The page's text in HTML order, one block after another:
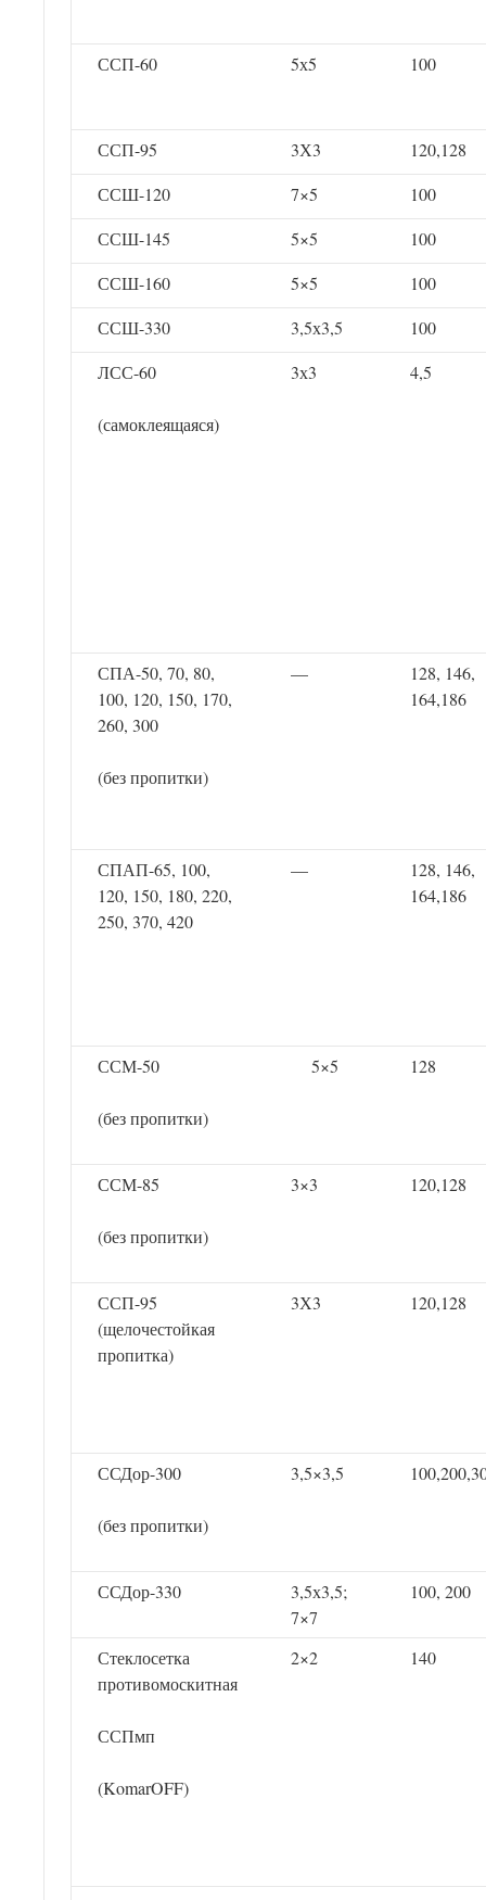
ССП-60 5х5 100
ССП-95 3Х3
120,128
ССШ-120
7×5
100
ССШ-145
5×5
100
ССШ-160
5×5
100
ССШ-330
3,5х3,5
100
ЛСС-60
(самоклеящаяся)
3х3 4,5
СПА-50, 70, 80,
100, 120, 150, 170,
260, 300
(без пропитки)
—
128, 146,
164,186
СПАП-65, 100,
120, 150, 180, 220,
250, 370, 420
—
128, 146,
164,186
ССМ-50
(без пропитки)
5×5 128
ССМ-85
(без пропитки)
3×3 120,128
ССП-95
(щелочестойкая
пропитка)
3Х3 120,128
ССДор-300
(без пропитки)
3,5×3,5
ССДор-330
3,5х3,5;
7×7
100, 200
Стеклосетка
противомоскитная
ССПмп
(KomarOFF)
2×2 140